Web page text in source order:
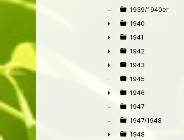
►
1939/1940er
►
1940
►
1941
►
1942
►
1943
1945
►
1946
1947
1947/1948
1948